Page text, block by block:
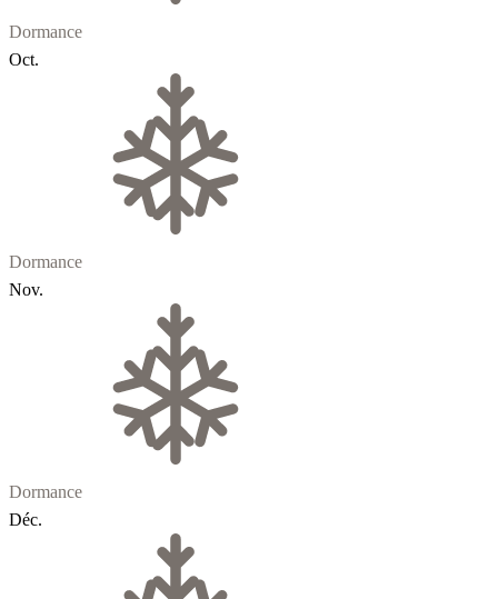
Dormance
Oct.
Dormance
Nov.
Dormance
Déc.